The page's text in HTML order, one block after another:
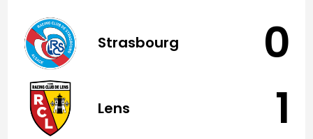
Bundesliga
Serie A
Ligue 1
Strasbourg 0
Lens 1